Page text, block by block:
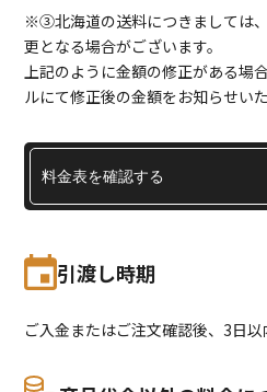
※③北海道の送料につきましては
更となる場合がございます。
上記のように金額の修正がある場
ルにて修正後の金額をお知らせいた
料金表を確認する
引渡し時期
ご入金またはご注文確認後、3日以